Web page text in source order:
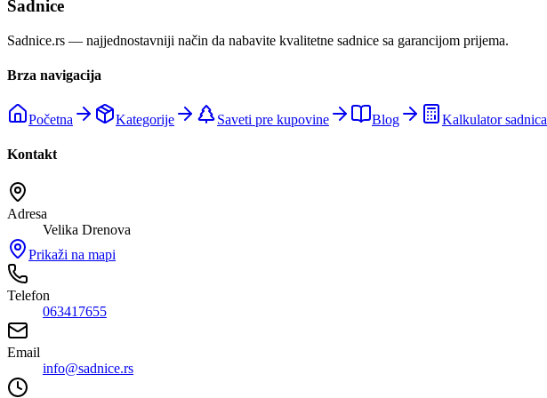
Sadnice
Sadnice.rs — najjednostavniji način da nabavite kvalitetne sadnice sa garancijom prijema.
Brza navigacija
Početna Kategorije Saveti pre kupovine Blog Kalkulator sadnica
Kontakt
Adresa
Velika Drenova
Prikaži na mapi
Telefon
063417655
Email
info@sadnice.rs